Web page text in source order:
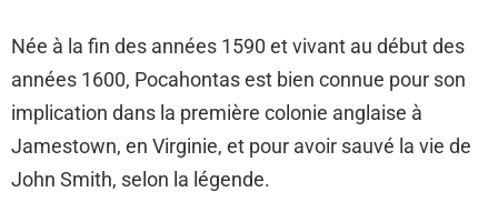
Née à la fin des années 1590 et vivant au début des
années 1600, Pocahontas est bien connue pour son
implication dans la première colonie anglaise à
Jamestown, en Virginie, et pour avoir sauvé la vie de
John Smith, selon la légende.